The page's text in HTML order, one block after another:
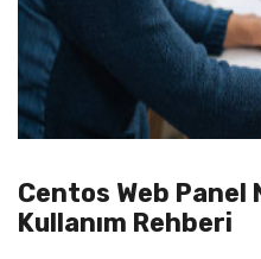
Centos Web Panel
Kullanım Rehberi